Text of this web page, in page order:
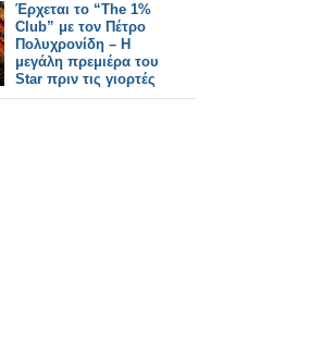
Έρχεται το “The 1%
Club” με τον Πέτρο
Πολυχρονίδη – Η
μεγάλη πρεμιέρα του
Star πριν τις γιορτές